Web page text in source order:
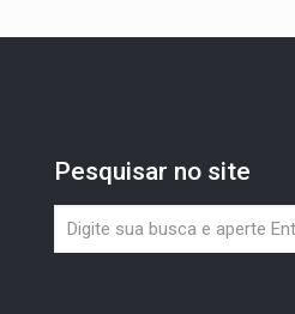
Pesquisar no site